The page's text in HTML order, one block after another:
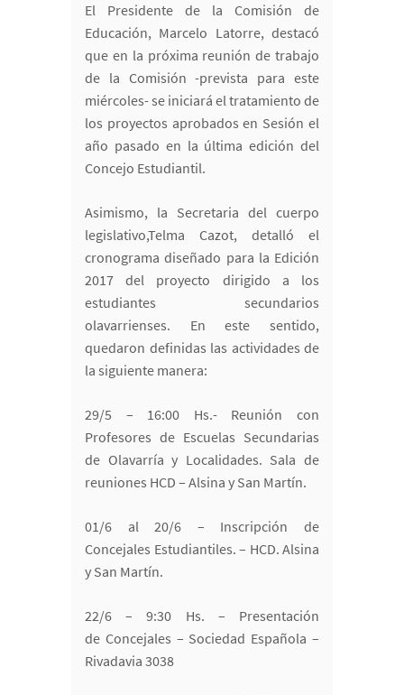
El Presidente de la Comisión de
Educación, Marcelo Latorre, destacó
que en la próxima reunión de trabajo
de la Comisión -prevista para este
miércoles- se iniciará el tratamiento de
los proyectos aprobados en Sesión el
año pasado en la última edición del
Concejo Estudiantil.
Asimismo, la Secretaria del cuerpo
legislativo,Telma Cazot, detalló el
cronograma diseñado para la Edición
2017 del proyecto dirigido a los
estudiantes secundarios
olavarrienses. En este sentido,
quedaron definidas las actividades de
la siguiente manera:
29/5 – 16:00 Hs.- Reunión con
Profesores de Escuelas Secundarias
de Olavarría y Localidades. Sala de
reuniones HCD – Alsina y San Martín.
01/6 al 20/6 – Inscripción de
Concejales Estudiantiles. – HCD. Alsina
y San Martín.
22/6 – 9:30 Hs. – Presentación
de Concejales – Sociedad Española –
Rivadavia 3038